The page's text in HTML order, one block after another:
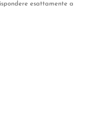
esattamente a